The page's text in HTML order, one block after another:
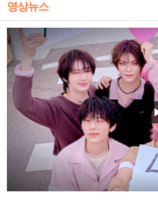
영상뉴스